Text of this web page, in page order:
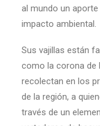
al mundo un
impacto ambiental.
Sus vajillas están
como la corona de
recolectan en los
de la región, a
través de un